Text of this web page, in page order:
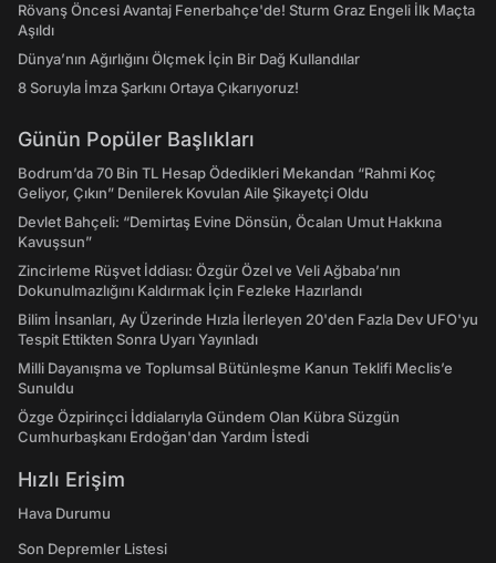
Rövanş Öncesi Avantaj Fenerbahçe'de! Sturm Graz Engeli İlk Maçta
Aşıldı
Dünya’nın Ağırlığını Ölçmek İçin Bir Dağ Kullandılar
8 Soruyla İmza Şarkını Ortaya Çıkarıyoruz!
Günün Popüler Başlıkları
Bodrum’da 70 Bin TL Hesap Ödedikleri Mekandan “Rahmi Koç
Geliyor, Çıkın” Denilerek Kovulan Aile Şikayetçi Oldu
Devlet Bahçeli: “Demirtaş Evine Dönsün, Öcalan Umut Hakkına
Kavuşsun”
Zincirleme Rüşvet İddiası: Özgür Özel ve Veli Ağbaba’nın
Dokunulmazlığını Kaldırmak İçin Fezleke Hazırlandı
Bilim İnsanları, Ay Üzerinde Hızla İlerleyen 20'den Fazla Dev UFO'yu
Tespit Ettikten Sonra Uyarı Yayınladı
Milli Dayanışma ve Toplumsal Bütünleşme Kanun Teklifi Meclis’e
Sunuldu
Özge Özpirinçci İddialarıyla Gündem Olan Kübra Süzgün
Cumhurbaşkanı Erdoğan'dan Yardım İstedi
Hızlı Erişim
Hava Durumu
Son Depremler Listesi